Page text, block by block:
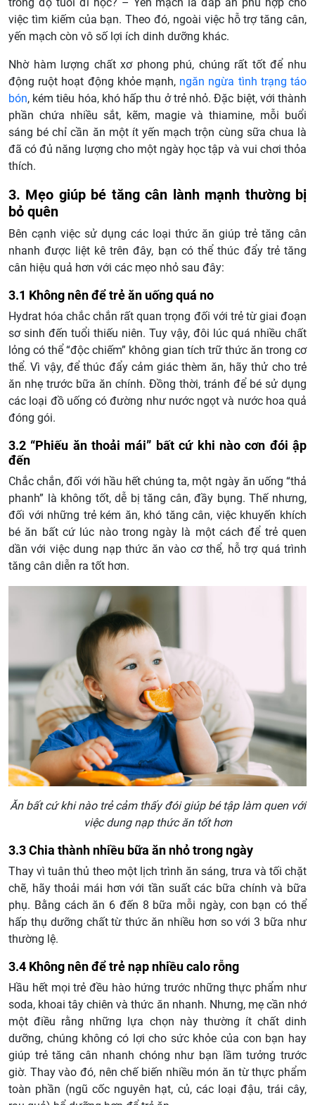
việc tìm kiếm của bạn. Theo đó, ngoài việc hỗ trợ tăng cân,
yến mạch còn vô số lợi ích dinh dưỡng khác.
Nhờ hàm lượng chất xơ phong phú, chúng rất tốt để nhu
động ruột hoạt động khỏe mạnh, ngăn ngừa tình trạng táo
bón, kém tiêu hóa, khó hấp thu ở trẻ nhỏ. Đặc biệt, với thành
phần chứa nhiều sắt, kẽm, magie và thiamine, mỗi buổi
sáng bé chỉ cần ăn một ít yến mạch trộn cùng sữa chua là
đã có đủ năng lượng cho một ngày học tập và vui chơi thỏa
thích.
3. Mẹo giúp bé tăng cân lành mạnh thường bị
bỏ quên
Bên cạnh việc sử dụng các loại thức ăn giúp trẻ tăng cân
nhanh được liệt kê trên đây, bạn có thể thúc đẩy trẻ tăng
cân hiệu quả hơn với các mẹo nhỏ sau đây:
3.1 Không nên để trẻ ăn uống quá no
Hydrat hóa chắc chắn rất quan trọng đối với trẻ từ giai đoạn
sơ sinh đến tuổi thiếu niên. Tuy vậy, đôi lúc quá nhiều chất
lỏng có thể “độc chiếm” không gian tích trữ thức ăn trong cơ
thể. Vì vậy, để thúc đẩy cảm giác thèm ăn, hãy thử cho trẻ
ăn nhẹ trước bữa ăn chính. Đồng thời, tránh để bé sử dụng
các loại đồ uống có đường như nước ngọt và nước hoa quả
đóng gói.
3.2 “Phiếu ăn thoải mái” bất cứ khi nào cơn đói ập
đến
Chắc chắn, đối với hầu hết chúng ta, một ngày ăn uống “thả
phanh” là không tốt, dễ bị tăng cân, đầy bụng. Thế nhưng,
đối với những trẻ kém ăn, khó tăng cân, việc khuyến khích
bé ăn bất cứ lúc nào trong ngày là một cách để trẻ quen
dần với việc dung nạp thức ăn vào cơ thể, hỗ trợ quá trình
tăng cân diễn ra tốt hơn.
Ăn bất cứ khi nào trẻ cảm thấy đói giúp bé tập làm quen với
việc dung nạp thức ăn tốt hơn
3.3 Chia thành nhiều bữa ăn nhỏ trong ngày
Thay vì tuân thủ theo một lịch trình ăn sáng, trưa và tối chặt
chẽ, hãy thoải mái hơn với tần suất các bữa chính và bữa
phụ. Bằng cách ăn 6 đến 8 bữa mỗi ngày, con bạn có thể
hấp thụ dưỡng chất từ thức ăn nhiều hơn so với 3 bữa như
thường lệ.
3.4 Không nên để trẻ nạp nhiều calo rỗng
Hầu hết mọi trẻ đều hào hứng trước những thực phẩm như
soda, khoai tây chiên và thức ăn nhanh. Nhưng, mẹ cần nhớ
một điều rằng những lựa chọn này thường ít chất dinh
dưỡng, chúng không có lợi cho sức khỏe của con bạn hay
giúp trẻ tăng cân nhanh chóng như bạn lầm tưởng trước
giờ. Thay vào đó, nên chế biến nhiều món ăn từ thực phẩm
toàn phần (ngũ cốc nguyên hạt, củ, các loại đậu, trái cây,